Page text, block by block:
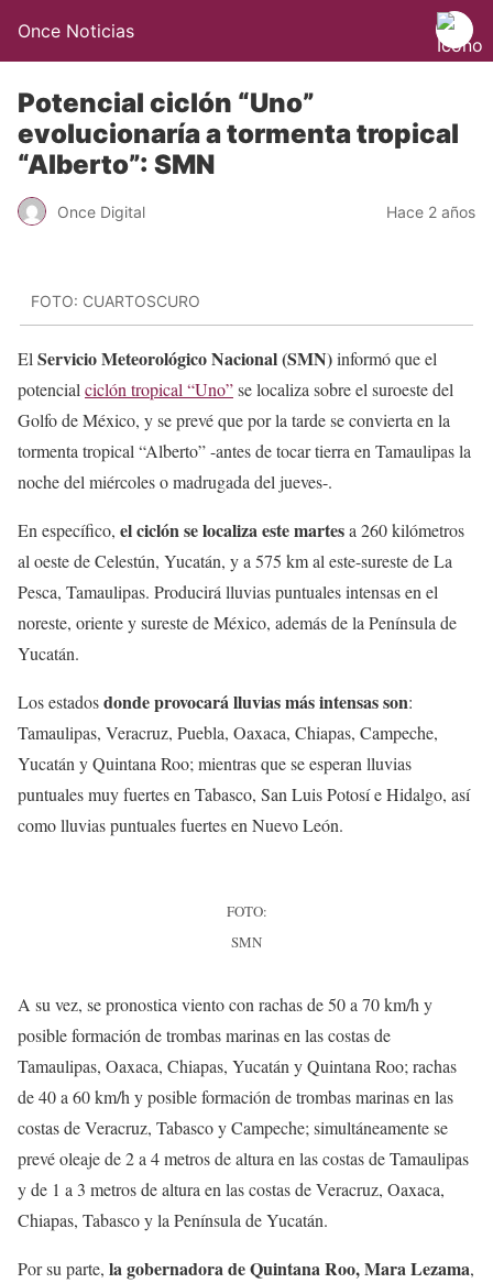
Once Noticias
Potencial ciclón “Uno”
evolucionaría a tormenta tropical
“Alberto”: SMN
Once Digital Hace 2 años
FOTO: CUARTOSCURO
El Servicio Meteorológico Nacional (SMN)informó que el
potencial ciclón tropical “Uno”se localiza sobre el suroeste del
Golfo de México, y se prevé que por la tarde se convierta en la
tormenta tropical “Alberto” -antes de tocar tierra en Tamaulipas la
noche del miércoles o madrugada del jueves-.
En específico, el ciclón se localiza este martesa 260 kilómetros
al oeste de Celestún, Yucatán, y a 575 km al este-sureste de La
Pesca, Tamaulipas. Producirá lluvias puntuales intensas en el
noreste, oriente y sureste de México, además de la Península de
Yucatán.
Los estadosdonde provocará lluvias más intensas son:
Tamaulipas, Veracruz, Puebla, Oaxaca, Chiapas, Campeche,
Yucatán y Quintana Roo; mientras que se esperan lluvias
puntuales muy fuertes en Tabasco, San Luis Potosí e Hidalgo, así
como lluvias puntuales fuertes en Nuevo León.
FOTO:
SMN
A su vez, se pronostica viento con rachas de 50 a 70 km/h y
posible formación de trombas marinas en las costas de
Tamaulipas, Oaxaca, Chiapas, Yucatán y Quintana Roo; rachas
de 40 a 60 km/h y posible formación de trombas marinas en las
costas de Veracruz, Tabasco y Campeche; simultáneamente se
prevé oleaje de 2 a 4 metros de altura en las costas de Tamaulipas
y de 1 a 3 metros de altura en las costas de Veracruz, Oaxaca,
Chiapas, Tabasco y la Península de Yucatán.
Por su parte, la gobernadora de Quintana Roo, Mara Lezama,